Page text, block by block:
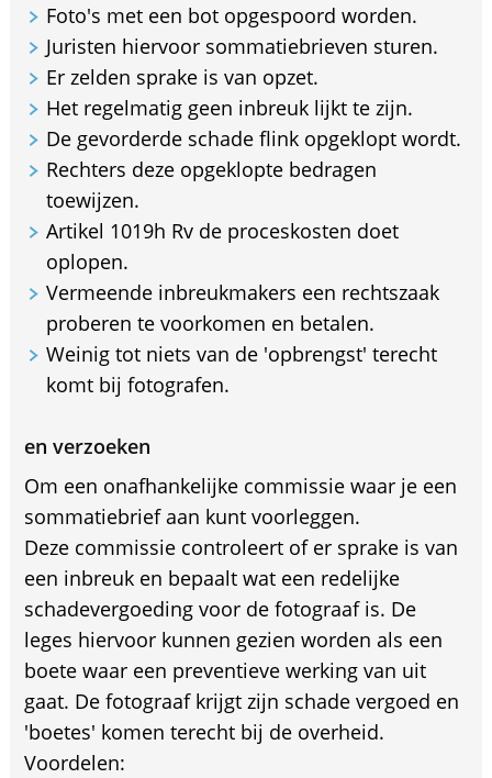
Foto's met een bot opgespoord worden.
Juristen hiervoor sommatiebrieven sturen.
Er zelden sprake is van opzet.
Het regelmatig geen inbreuk lijkt te zijn.
De gevorderde schade flink opgeklopt wordt.
Rechters deze opgeklopte bedragen
toewijzen.
Artikel 1019h Rv de proceskosten doet
oplopen.
Vermeende inbreukmakers een rechtszaak
proberen te voorkomen en betalen.
Weinig tot niets van de 'opbrengst' terecht
komt bij fotografen.
en verzoeken
Om een onafhankelijke commissie waar je een
sommatiebrief aan kunt voorleggen.
Deze commissie controleert of er sprake is van
een inbreuk en bepaalt wat een redelijke
schadevergoeding voor de fotograaf is. De
leges hiervoor kunnen gezien worden als een
boete waar een preventieve werking van uit
gaat. De fotograaf krijgt zijn schade vergoed en
'boetes' komen terecht bij de overheid.
Voordelen: